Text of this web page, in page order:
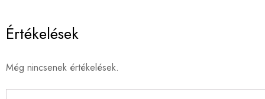
Értékelések
Még nincsenek értékelések.